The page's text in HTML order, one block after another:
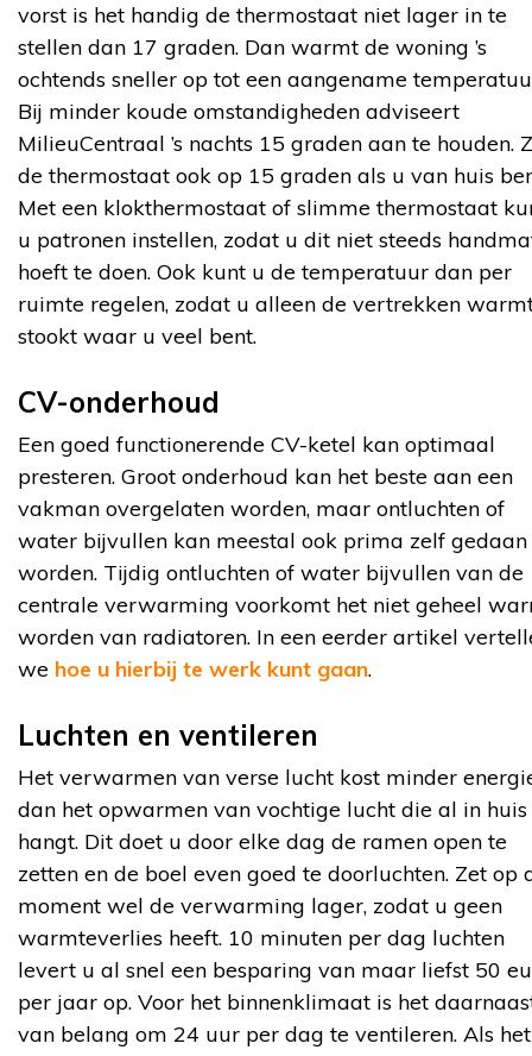
vorst is het handig de thermostaat niet lager in te
stellen dan 17 graden. Dan warmt de woning ’s
ochtends sneller op tot een aangename
Bij minder koude omstandigheden adviseert
MilieuCentraal ’s nachts 15 graden aan te houden.
de thermostaat ook op 15 graden als u van huis
Met een klokthermostaat of slimme thermostaat
u patronen instellen, zodat u dit niet steeds
hoeft te doen. Ook kunt u de temperatuur dan per
ruimte regelen, zodat u alleen de vertrekken
stookt waar u veel bent.
CV-onderhoud
Een goed functionerende CV-ketel kan optimaal
presteren. Groot onderhoud kan het beste aan een
vakman overgelaten worden, maar ontluchten of
water bijvullen kan meestal ook prima zelf gedaan
worden. Tijdig ontluchten of water bijvullen van de
centrale verwarming voorkomt het niet geheel
worden van radiatoren. In een eerder artikel
we hoe u hierbij te werk kunt gaan.
Luchten en ventileren
Het verwarmen van verse lucht kost minder
dan het opwarmen van vochtige lucht die al in huis
hangt. Dit doet u door elke dag de ramen open te
zetten en de boel even goed te doorluchten. Zet op
moment wel de verwarming lager, zodat u geen
warmteverlies heeft. 10 minuten per dag luchten
levert u al snel een besparing van maar liefst 50
per jaar op. Voor het binnenklimaat is het
van belang om 24 uur per dag te ventileren. Als het